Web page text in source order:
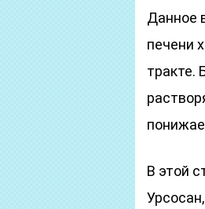
Данное
печени
тракте.
В этой